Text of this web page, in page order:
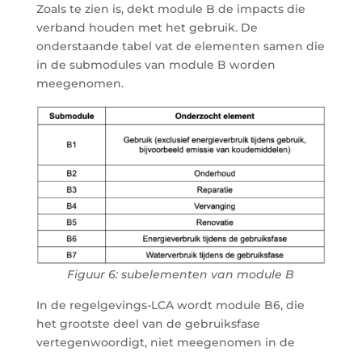
Zoals te zien is, dekt module B de impacts die
verband houden met het gebruik. De
onderstaande tabel vat de elementen samen die
in de submodules van module B worden
meegenomen.
Figuur 6: subelementen van module B
In de regelgevings-LCA wordt module B6, die
het grootste deel van de gebruiksfase
vertegenwoordigt, niet meegenomen in de